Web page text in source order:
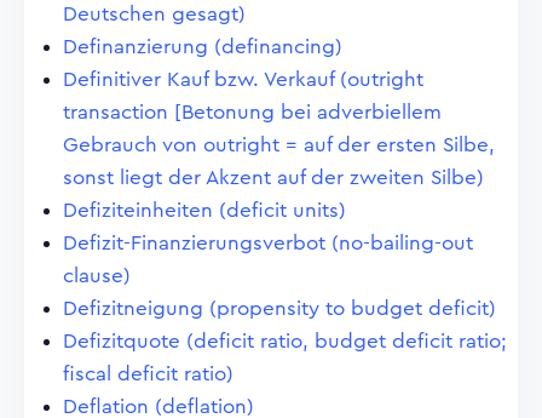
Deutschen gesagt)
Definanzierung (definancing)
Definitiver Kauf bzw. Verkauf (outright
transaction [Betonung bei adverbiellem
Gebrauch von outright = auf der ersten Silbe,
sonst liegt der Akzent auf der zweiten Silbe)
Defiziteinheiten (deficit units)
Defizit-Finanzierungsverbot (no-bailing-out
clause)
Defizitneigung (propensity to budget deficit)
Defizitquote (deficit ratio, budget deficit ratio;
fiscal deficit ratio)
Deflation (deflation)